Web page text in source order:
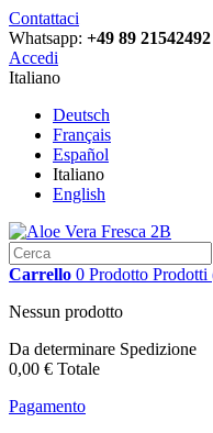
Contattaci
Whatsapp: +49 89 21542492
Accedi
Italiano
Deutsch
Français
Español
Italiano
English
Carrello 0 Prodotto Prodotti
Nessun prodotto
Da determinare Spedizione
0,00 € Totale
Pagamento